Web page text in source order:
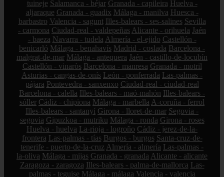
tuineje Salamanca - béjar Granada - capileira Huelva -
aljaraque Granada - guadix Málaga - manilva Huesca -
barbastro Valencia - sagunt Illes-balears - ses-salines Sevilla
- carmona Ciudad-real - valdepeñas Alicante - orihuela Jaén
- baeza Navarra - tudela Almería - el-ejido Castellón -
benicarló Málaga - benahavís Madrid - coslada Barcelona -
malgrat-de-mar Málaga - antequera Jaén - castillo-de-locubín
Castellón - vinaròs Barcelona - manresa Granada - motril
Asturias - cangas-de-onís León - ponferrada Las-palmas -
pájara Pontevedra - sanxenxo Ciudad-real - ciudad-real
Barcelona - calella Illes-balears - maó-mahón Illes-balears -
sóller Cádiz - chipiona Málaga - marbella A-coruña - ferrol
Illes-balears - santanyí Girona - lloret-de-mar Segovia -
segovia Gipuzkoa - mutriku Málaga - ronda Girona - roses
Huelva - huelva La-rioja - logroño Cádiz - jerez-de-la-
frontera Las-palmas - tías Burgos - burgos Santa-cruz-de-
tenerife - puerto-de-la-cruz Almería - almería Las-palmas -
la-oliva Málaga - mijas Granada - granada Alicante - alicante
Zaragoza - zaragoza Illes-balears - palma-de-mallorca Las-
palmas - teguise Málaga - málaga Valencia - valencia